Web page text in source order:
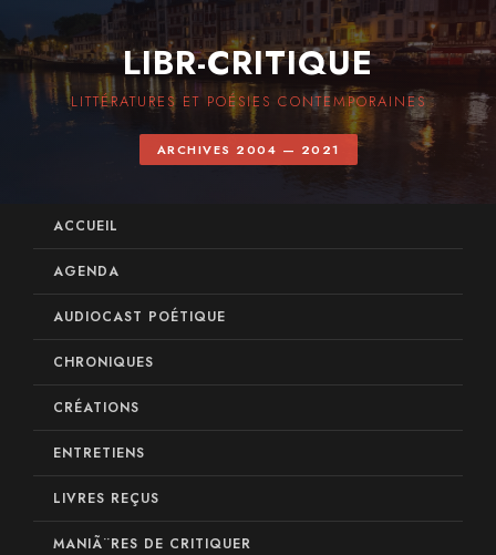
LIBR-CRITIQUE
LITTÉRATURES ET POÉSIES CONTEMPORAINES
ARCHIVES 2004 — 2021
ACCUEIL
AGENDA
AUDIOCAST POÉTIQUE
CHRONIQUES
CRÉATIONS
ENTRETIENS
LIVRES REÇUS
MANIÃ¨RES DE CRITIQUER